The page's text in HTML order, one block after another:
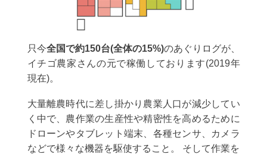
只今全国で約150台(全体の15%)のあぐりログが、
イチゴ農家さんの元で稼働しております(2019年
現在)。
大量離農時代に差し掛かり農業人口が減少してい
く中で、農作業の生産性や精密性を高めるために
ドローンやタブレット端末、各種センサ、カメラ
などで様々な機器を駆使すること。 そして作業を